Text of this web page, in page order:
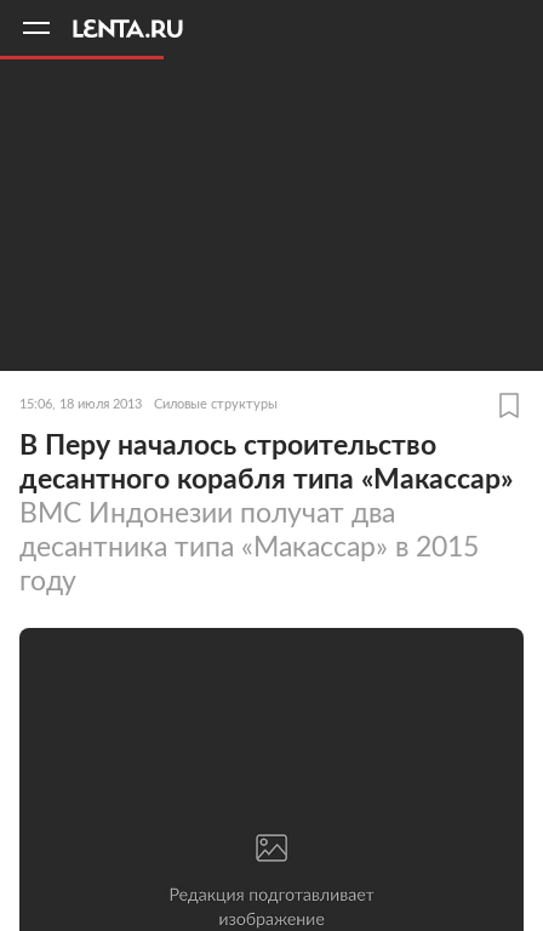
15:06, 18 июля 2013 Силовые структуры
В Перу началось строительство
десантного корабля типа «Макассар»
ВМС Индонезии получат два
десантника типа «Макассар» в 2015
году